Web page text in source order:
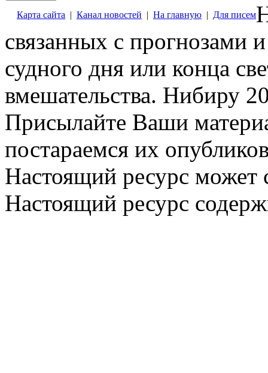
Карта сайта | Канал новостей | На главную | Для писем
связанных с прогнозами
судного дня или конца
вмешательства. Нибиру
Присылайте Ваши
постараемся их
Настоящий ресурс может
Настоящий ресурс